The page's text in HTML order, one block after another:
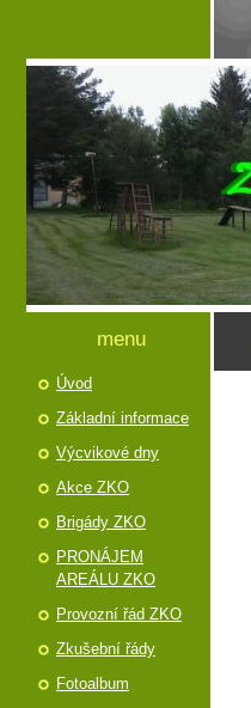
menu
Úvod
Základní informace
Výcvikové dny
Akce ZKO
Brigády ZKO
PRONÁJEM
AREÁLU ZKO
Provozní řád ZKO
Zkušební řády
Fotoalbum